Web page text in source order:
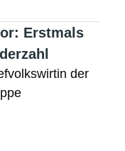
Erstmals